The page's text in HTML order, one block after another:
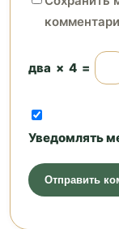
два × 4 =
Уведомлять